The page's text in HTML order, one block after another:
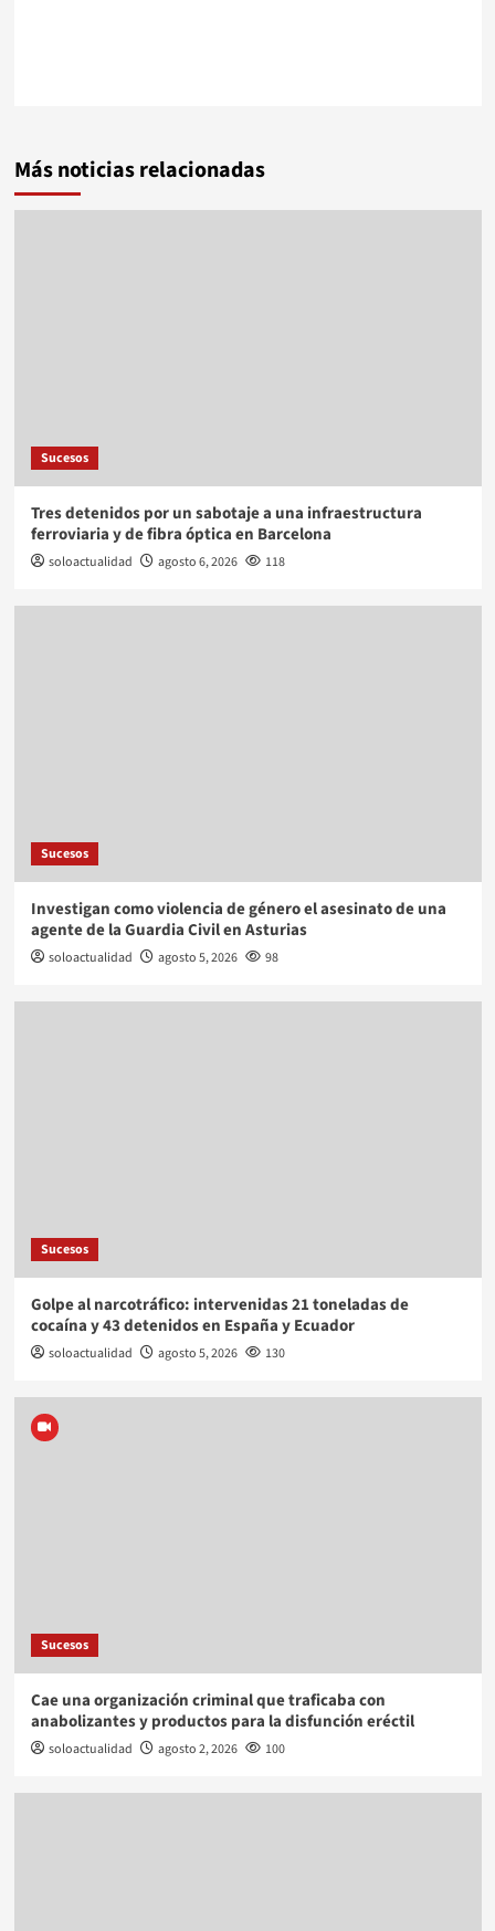
Más noticias relacionadas
Sucesos
Tres detenidos por un sabotaje a una infraestructura
ferroviaria y de fibra óptica en Barcelona
soloactualidad agosto 6, 2026 118
Sucesos
Investigan como violencia de género el asesinato de una
agente de la Guardia Civil en Asturias
soloactualidad agosto 5, 2026 98
Sucesos
Golpe al narcotráfico: intervenidas 21 toneladas de
cocaína y 43 detenidos en España y Ecuador
soloactualidad agosto 5, 2026 130
Sucesos
Cae una organización criminal que traficaba con
anabolizantes y productos para la disfunción eréctil
soloactualidad agosto 2, 2026 100